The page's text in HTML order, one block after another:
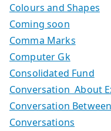
Colours and Shapes
Coming soon
Comma Marks
Computer Gk
Consolidated Fund
Conversation About
Conversation
Conversations